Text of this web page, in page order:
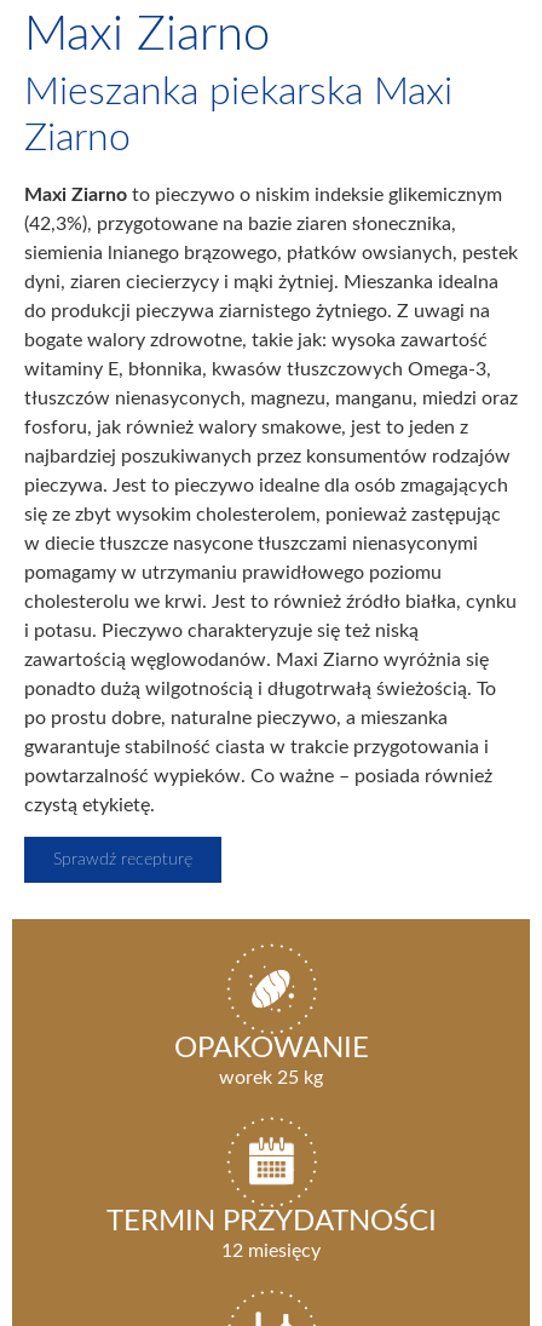
Maxi Ziarno
Mieszanka piekarska Maxi
Ziarno
Maxi Ziarno to pieczywo o niskim indeksie glikemicznym
(42,3%), przygotowane na bazie ziaren słonecznika,
siemienia lnianego brązowego, płatków owsianych, pestek
dyni, ziaren ciecierzycy i mąki żytniej. Mieszanka idealna
do produkcji pieczywa ziarnistego żytniego. Z uwagi na
bogate walory zdrowotne, takie jak: wysoka zawartość
witaminy E, błonnika, kwasów tłuszczowych Omega-3,
tłuszczów nienasyconych, magnezu, manganu, miedzi oraz
fosforu, jak również walory smakowe, jest to jeden z
najbardziej poszukiwanych przez konsumentów rodzajów
pieczywa. Jest to pieczywo idealne dla osób zmagających
się ze zbyt wysokim cholesterolem, ponieważ zastępując
w diecie tłuszcze nasycone tłuszczami nienasyconymi
pomagamy w utrzymaniu prawidłowego poziomu
cholesterolu we krwi. Jest to również źródło białka, cynku
i potasu. Pieczywo charakteryzuje się też niską
zawartością węglowodanów. Maxi Ziarno wyróżnia się
ponadto dużą wilgotnością i długotrwałą świeżością. To
po prostu dobre, naturalne pieczywo, a mieszanka
gwarantuje stabilność ciasta w trakcie przygotowania i
powtarzalność wypieków. Co ważne – posiada również
czystą etykietę.
Sprawdź recepturę
OPAKOWANIE
worek 25 kg
TERMIN PRZYDATNOŚCI
12 miesięcy